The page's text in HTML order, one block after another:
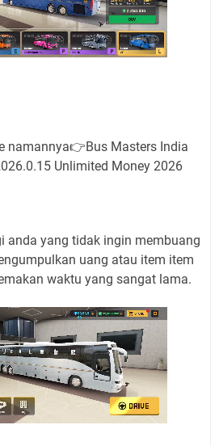
namannya👉Bus Masters India
Unlimited Money 2026
anda yang tidak ingin membuang
uang atau item item
waktu yang sangat lama.